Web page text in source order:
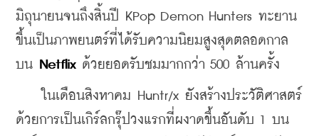
มิถุนายนจนถึงสิ้นปี KPop Demon Hunters ทะยาน
ขึ้นเป็นภาพยนตร์ที่ได้รับความนิยมสูงสุดตลอดกาล
บน
Netflix ด้วยยอดรับชมมากกว่า 500 ล้านครั้ง
ในเดือนสิงหาคม Huntr/x ยังสร้างประวัติศาสตร์
ด้วยการเป็นเกิร์ลกรุ๊ปวงแรกที่ผงาดขึ้นอันดับ 1 บน